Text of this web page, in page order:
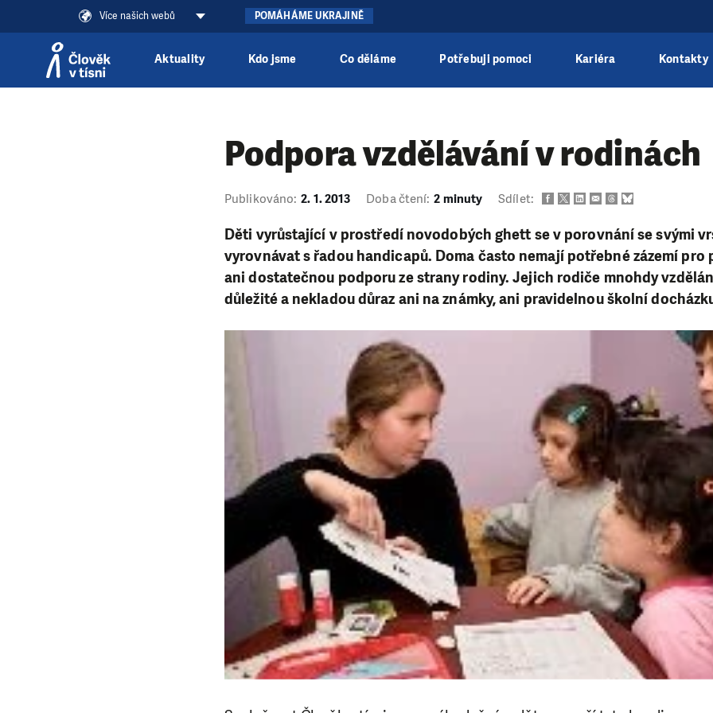
Více našich webů POMÁHÁME UKRAJINĚ
Aktuality Kdo jsme Co děláme Potřebuji pomoci Kariéra Kontakty
Podpora vzdělávání v rodinách
Publikováno: 2. 1. 2013 Doba čtení: 2 minuty Sdílet:
Děti vyrůstající v prostředí novodobých ghett se v porovnání se svými
vyrovnávat s řadou handicapů. Doma často nemají potřebné zázemí pro
ani dostatečnou podporu ze strany rodiny. Jejich rodiče mnohdy
důležité a nekladou důraz ani na známky, ani pravidelnou školní